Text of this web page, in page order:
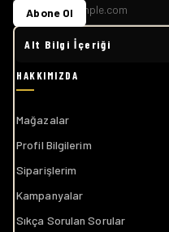
Alt Bilgi İçeriği
Mağazalar
Profil Bilgilerim
Siparişlerim
Kampanyalar
Sıkça Sorulan Sorular
Abone Ol